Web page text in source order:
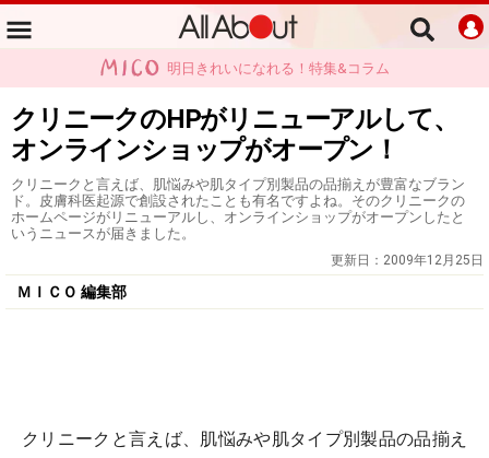
明日きれいになれる！特集&コラム
クリニークのHPがリニューアルして、
オンラインショップがオープン！
クリニークと言えば、肌悩みや肌タイプ別製品の品揃えが豊富なブラン
ド。皮膚科医起源で創設されたことも有名ですよね。そのクリニークの
ホームページがリニューアルし、オンラインショップがオープンしたと
いうニュースが届きました。
更新日： 2009年12月25日
ＭＩＣＯ 編集部
クリニークと言えば、肌悩みや肌タイプ別製品の品揃え